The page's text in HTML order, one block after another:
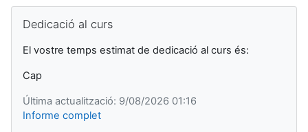
Dedicació al curs
El vostre temps estimat de dedicació al curs és:
Cap
Última actualització: 9/08/2026 01:16
Informe complet